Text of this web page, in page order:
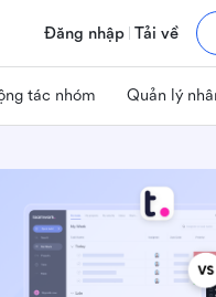
Đăng nhập Tải về
tác nhóm Quản lý